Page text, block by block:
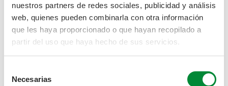
nuestros partners de redes sociales, publicidad y análisis
web, quienes pueden combinarla con otra información
que les haya proporcionado o que hayan recopilado a
partir del uso que haya hecho de sus servicios.
Necesarias
Sal
0.01 g
100 % orgánico
Desde 1957 llevamos a cabo el cultivo ecológico, por lo que
toda nuestra gama de jugos es 100% orgánica.